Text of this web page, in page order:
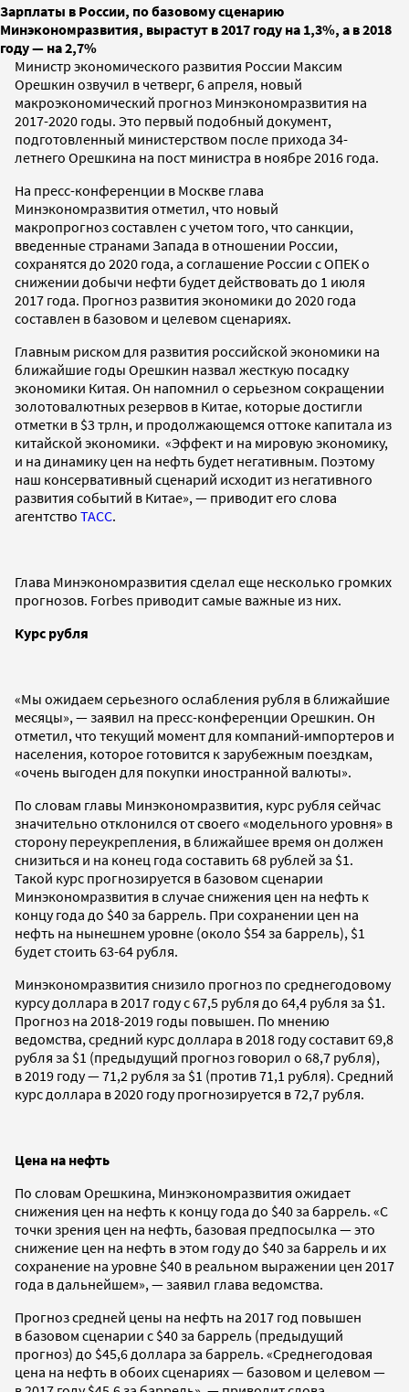
Зарплаты в России, по базовому сценарию
Минэкономразвития, вырастут в 2017 году на 1,3%, а в 2018
году — на 2,7%
Министр экономического развития России Максим
Орешкин озвучил в четверг, 6 апреля, новый
макроэкономический прогноз Минэкономразвития на
2017-2020 годы. Это первый подобный документ,
подготовленный министерством после прихода 34-
летнего Орешкина на пост министра в ноябре 2016 года.
На пресс-конференции в Москве глава
Минэкономразвития отметил, что новый
макропрогноз составлен с учетом того, что санкции,
введенные странами Запада в отношении России,
сохранятся до 2020 года, а соглашение России с ОПЕК о
снижении добычи нефти будет действовать до 1 июля
2017 года. Прогноз развития экономики до 2020 года
составлен в базовом и целевом сценариях.
Главным риском для развития российской экономики на
ближайшие годы Орешкин назвал жесткую посадку
экономики Китая. Он напомнил о серьезном сокращении
золотовалютных резервов в Китае, которые достигли
отметки в $3 трлн, и продолжающемся оттоке капитала из
китайской экономики. «Эффект и на мировую экономику,
и на динамику цен на нефть будет негативным. Поэтому
наш консервативный сценарий исходит из негативного
развития событий в Китае», — приводит его слова
агентство ТАСС.
Глава Минэкономразвития сделал еще несколько громких
прогнозов. Forbes приводит самые важные из них.
Курс рубля
«Мы ожидаем серьезного ослабления рубля в ближайшие
месяцы», — заявил на пресс-конференции Орешкин. Он
отметил, что текущий момент для компаний-импортеров и
населения, которое готовится к зарубежным поездкам,
«очень выгоден для покупки иностранной валюты».
По словам главы Минэкономразвития, курс рубля сейчас
значительно отклонился от своего «модельного уровня» в
сторону переукрепления, в ближайшее время он должен
снизиться и на конец года составить 68 рублей за $1.
Такой курс прогнозируется в базовом сценарии
Минэкономразвития в случае снижения цен на нефть к
концу года до $40 за баррель. При сохранении цен на
нефть на нынешнем уровне (около $54 за баррель), $1
будет стоить 63-64 рубля.
Минэкономразвития снизило прогноз по среднегодовому
курсу доллара в 2017 году с 67,5 рубля до 64,4 рубля за $1.
Прогноз на 2018-2019 годы повышен. По мнению
ведомства, средний курс доллара в 2018 году составит 69,8
рубля за $1 (предыдущий прогноз говорил о 68,7 рубля),
в 2019 году — 71,2 рубля за $1 (против 71,1 рубля). Средний
курс доллара в 2020 году прогнозируется в 72,7 рубля.
Цена на нефть
По словам Орешкина, Минэкономразвития ожидает
снижения цен на нефть к концу года до $40 за баррель. «С
точки зрения цен на нефть, базовая предпосылка — это
снижение цен на нефть в этом году до $40 за баррель и их
сохранение на уровне $40 в реальном выражении цен 2017
года в дальнейшем», — заявил глава ведомства.
Прогноз средней цены на нефть на 2017 год повышен
в базовом сценарии с $40 за баррель (предыдущий
прогноз) до $45,6 доллара за баррель. «Среднегодовая
цена на нефть в обоих сценариях — базовом и целевом —